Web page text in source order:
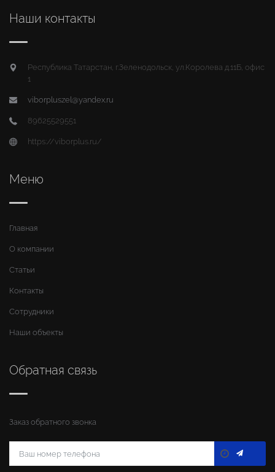
Наши контакты
Республика Татарстан, г.Зеленодольск, ул.Королева д.11Б, офис
1
viborpluszel@yandex.ru
89625529551
https://viborplus.ru/
Меню
Главная
О компании
Статьи
Контакты
Сотрудники
Наши объекты
Обратная связь
Заказ обратного звонка